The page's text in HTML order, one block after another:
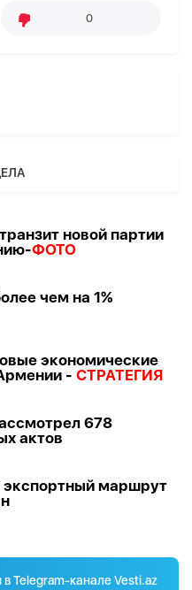
0
новой партии
ФОТО
чем на 1%
экономические
- СТРАТЕГИЯ
678
актов
экспортный маршрут
Telegram-канале Vesti.az